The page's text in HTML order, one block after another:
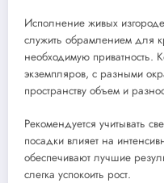
Исполнение живых
служить обрамлением для
необходимую приватность.
экземпляров, с разными
пространству объем и
Рекомендуется учитывать
посадки влияет на
обеспечивают лучшие
слегка успокоить рост.